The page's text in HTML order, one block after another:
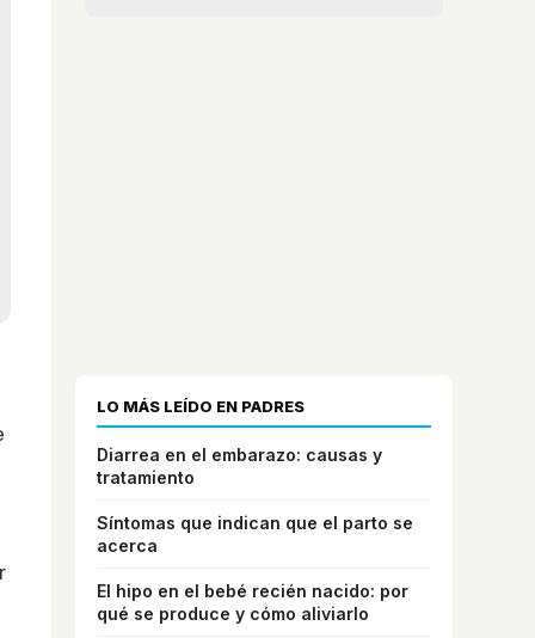
LO MÁS LEÍDO EN PADRES
Diarrea en el embarazo: causas y
tratamiento
Síntomas que indican que el parto se
acerca
El hipo en el bebé recién nacido: por
qué se produce y cómo aliviarlo